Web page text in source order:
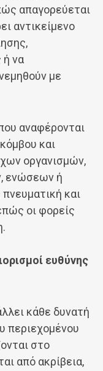
απαγορεύεται
αντικείμενο
ή να
με
αναφέρονται
και
οργανισμών,
ενώσεων ή
και
οι φορείς
ευθύνης
κάθε δυνατή
περιεχομένου
στο
από ακρίβεια,